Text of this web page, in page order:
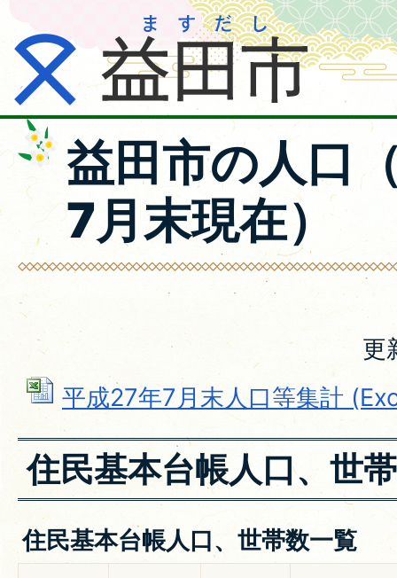
益田市の人口
7月末現在）
更
平成27年7月末人口等集計
住民基本台帳人口、世
住民基本台帳人口、世帯数一覧